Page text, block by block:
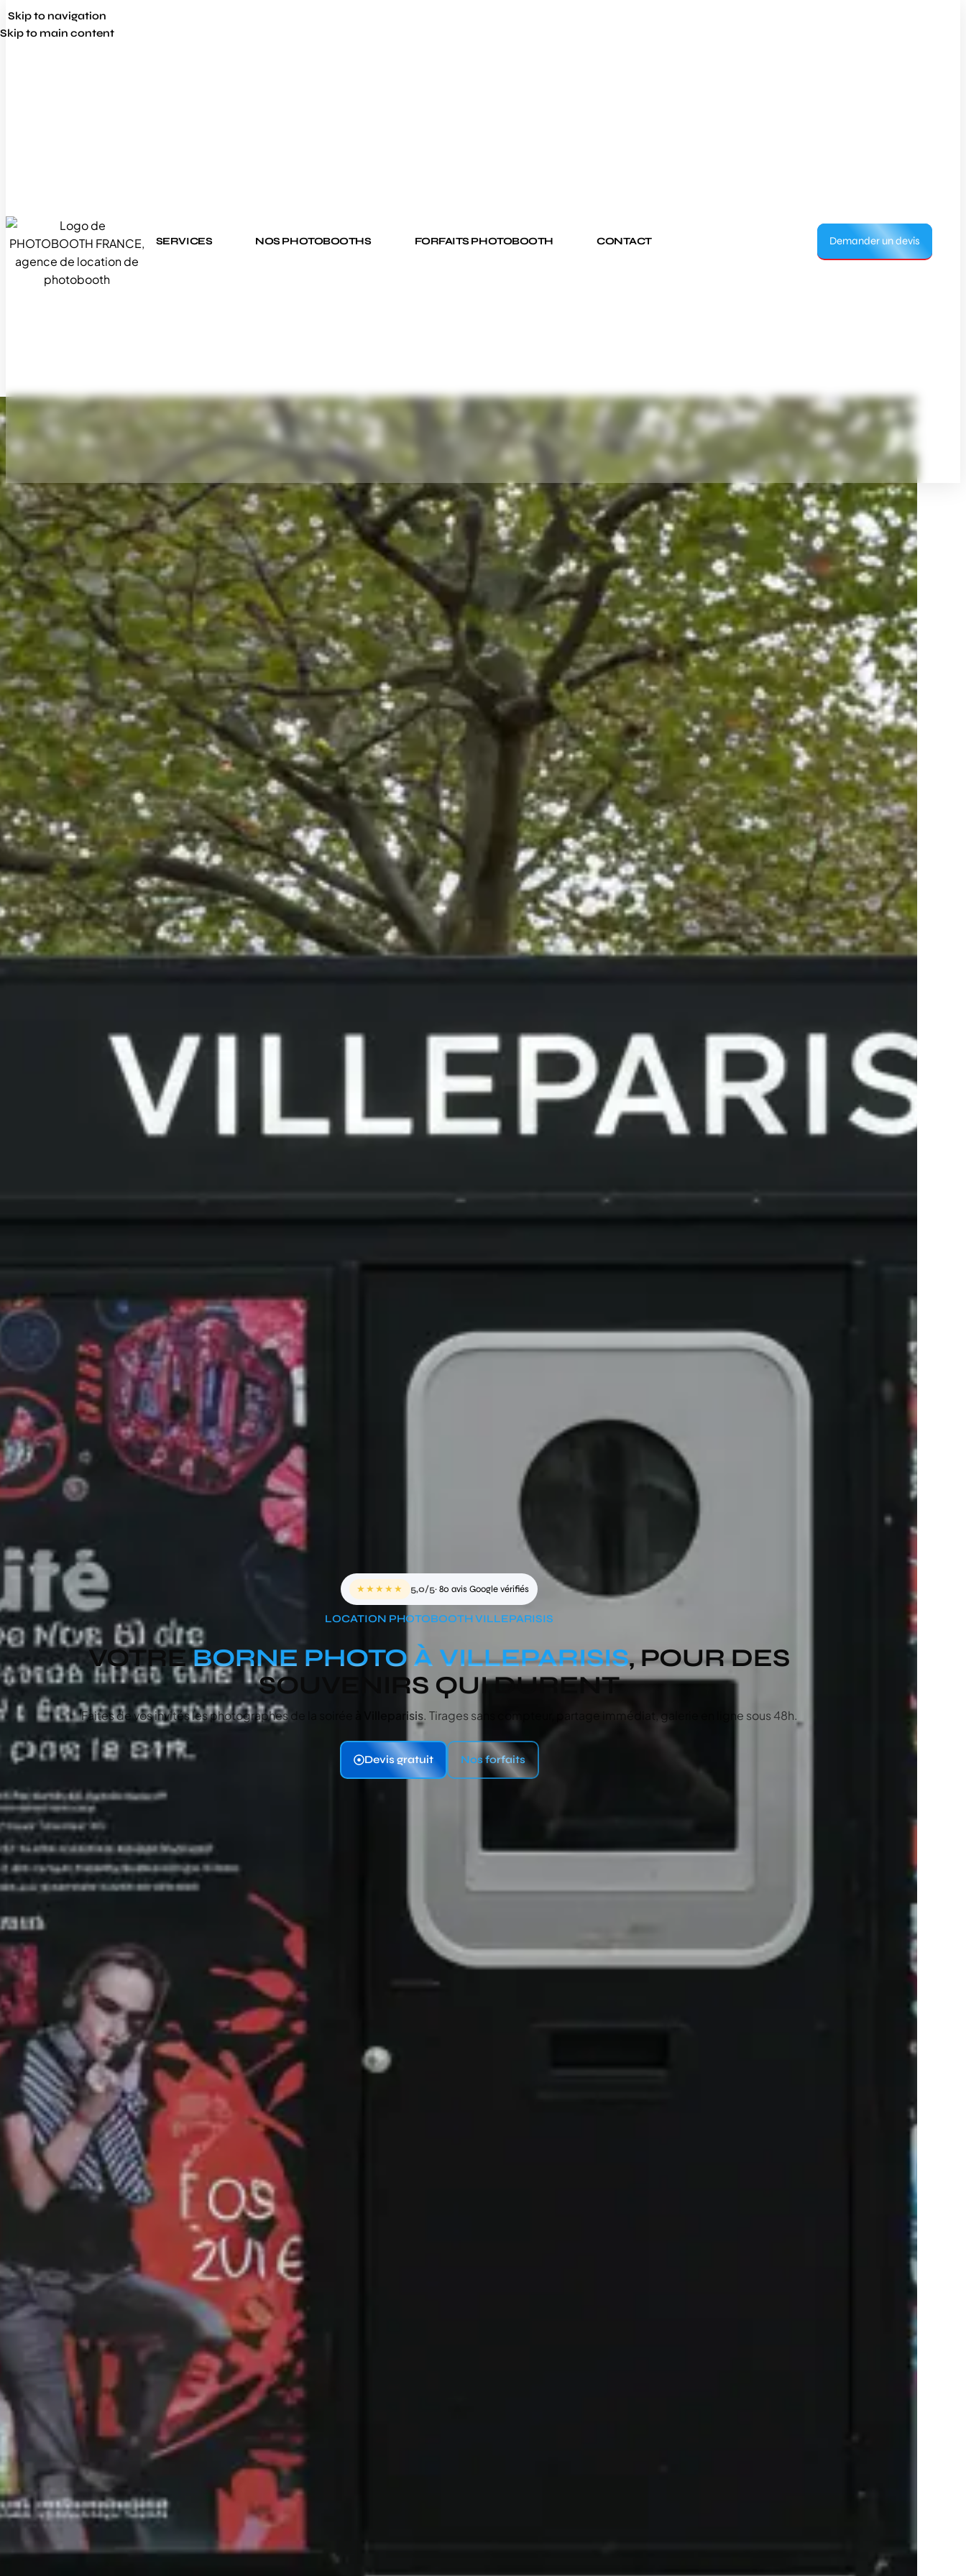
Skip to navigation
Skip to main content
SERVICES NOS PHOTOBOOTHS FORFAITS PHOTOBOOTH CONTACT Demander un devis
★★★★★ 5,0/5· 80 avis Google vérifiés
LOCATION PHOTOBOOTH VILLEPARISIS
VOTREBORNE PHOTO À VILLEPARISIS, POUR DES
SOUVENIRS QUI DURENT
Faites de vos invités les photographes de la soirée à Villeparisis. Tirages sans compteur, partage immédiat, galerie en ligne sous 48h.
Devis gratuit Nos forfaits